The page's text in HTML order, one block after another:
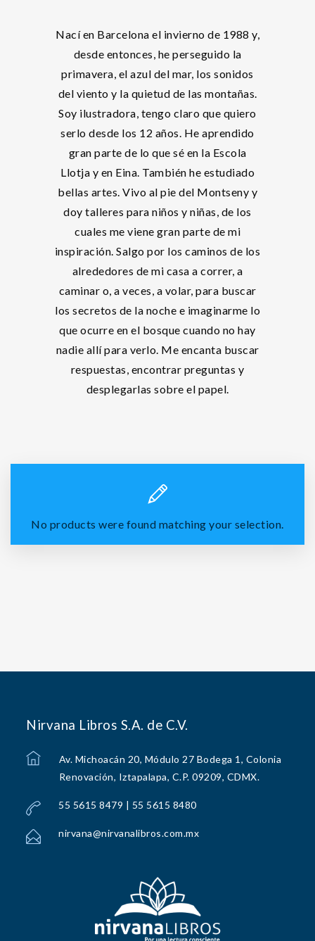
Nací en Barcelona el invierno de 1988 y,
desde entonces, he perseguido la
primavera, el azul del mar, los sonidos
del viento y la quietud de las montañas.
Soy ilustradora, tengo claro que quiero
serlo desde los 12 años. He aprendido
gran parte de lo que sé en la Escola
Llotja y en Eina. También he estudiado
bellas artes. Vivo al pie del Montseny y
doy talleres para niños y niñas, de los
cuales me viene gran parte de mi
inspiración. Salgo por los caminos de los
alrededores de mi casa a correr, a
caminar o, a veces, a volar, para buscar
los secretos de la noche e imaginarme lo
que ocurre en el bosque cuando no hay
nadie allí para verlo. Me encanta buscar
respuestas, encontrar preguntas y
desplegarlas sobre el papel.
No products were found matching your selection.
Nirvana Libros S.A. de C.V.
Av. Michoacán 20, Módulo 27 Bodega 1, Colonia
Renovación, Iztapalapa, C.P. 09209, CDMX.
55 5615 8479 | 55 5615 8480
nirvana@nirvanalibros.com.mx